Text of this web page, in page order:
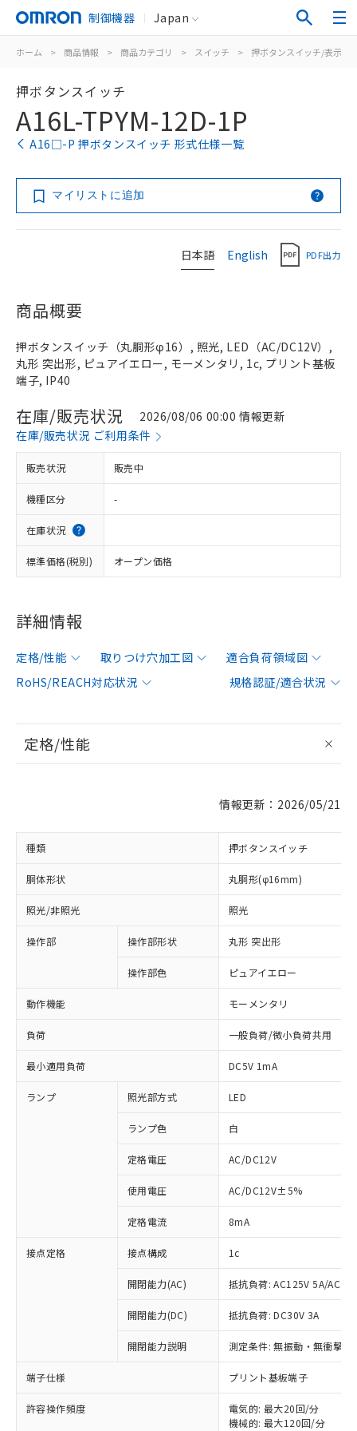
制御機器 Japan
ホーム > 商品情報 > 商品カテゴリ > スイッチ > 押ボタンスイッチ/表示灯
押ボタンスイッチ
A16L-TPYM-12D-1P
A16□-P 押ボタンスイッチ 形式仕様一覧
マイリストに追加
日本語 English PDF出力
商品概要
押ボタンスイッチ（丸胴形φ16）, 照光, LED（AC/DC12V）,
丸形 突出形, ピュアイエロー, モーメンタリ, 1c, プリント基板
端子, IP40
在庫/販売状況
2026/08/06 00:00 情報更新
在庫/販売状況 ご利用条件
販売状況 販売中
機種区分 -
在庫状況
標準価格(税別) オープン価格
詳細情報
定格/性能 取りつけ穴加工図
適合負荷領域図
RoHS/REACH対応状況
規格認証/適合状況
定格/性能
情報更新：2026/05/21
種類 押ボタンスイッチ
胴体形状 丸胴形(φ16mm)
照光/非照光 照光
操作部 操作部形状 丸形 突出形
操作部色 ピュアイエロー
動作機能 モーメンタリ
負荷 一般負荷/微小負荷共用
最小適用負荷 DC5V 1mA
ランプ 照光部方式 LED
ランプ色 白
定格電圧 AC/DC12V
使用電圧 AC/DC12V±5%
定格電流 8mA
接点定格 接点構成 1c
開閉能力(AC) 抵抗負荷: AC125V 5A/
開閉能力(DC) 抵抗負荷: DC30V 3A
開閉能力説明 測定条件: 無振動・無衝撃
端子仕様 プリント基板端子
許容操作頻度
電気的: 最大20回/分
機械的: 最大120回/分
※1 対応状況
対応済み：EU RoHS指令（10物質）の
非含有に対応した製品が提供可能な商品で
す。